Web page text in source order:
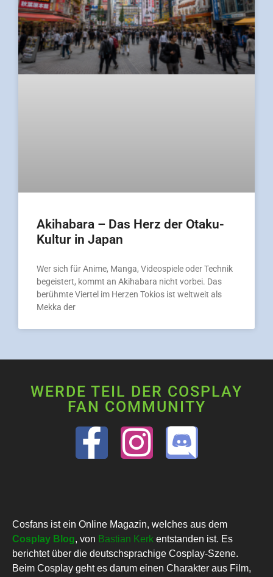
Akihabara – Das Herz der Otaku-
Kultur in Japan
Wer sich für Anime, Manga, Videospiele oder Technik
begeistert, kommt an Akihabara nicht vorbei. Das
berühmte Viertel im Herzen Tokios ist weltweit als
Mekka der
WERDE TEIL DER COSPLAY
FAN COMMUNITY
Cosfans ist ein Online Magazin, welches aus dem
Cosplay Blog, von Bastian Kerk entstanden ist. Es
berichtet über die deutschsprachige Cosplay-Szene.
Beim Cosplay geht es darum einen Charakter aus Film,